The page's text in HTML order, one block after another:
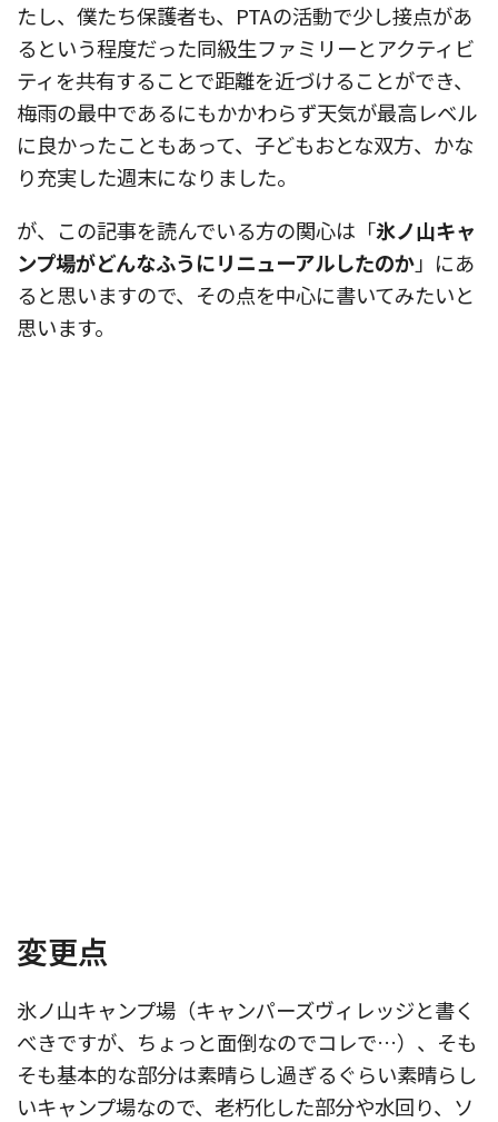
たし、僕たち保護者も、PTAの活動で少し接点があ
るという程度だった同級生ファミリーとアクティビ
ティを共有することで距離を近づけることができ、
梅雨の最中であるにもかかわらず天気が最高レベル
に良かったこともあって、子どもおとな双方、かな
り充実した週末になりました。
が、この記事を読んでいる方の関心は「氷ノ山キャ
ンプ場がどんなふうにリニューアルしたのか」にあ
ると思いますので、その点を中心に書いてみたいと
思います。
変更点
氷ノ山キャンプ場（キャンパーズヴィレッジと書く
べきですが、ちょっと面倒なのでコレで…）、そも
そも基本的な部分は素晴らし過ぎるぐらい素晴らし
いキャンプ場なので、老朽化した部分や水回り、ソ